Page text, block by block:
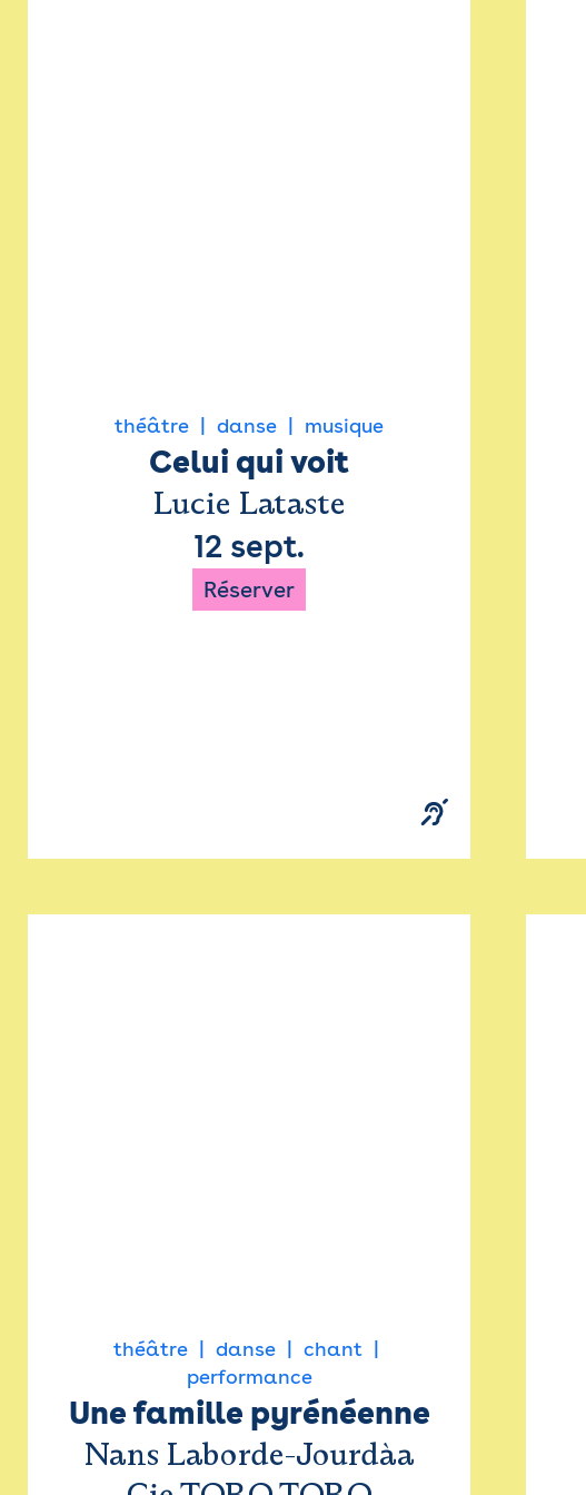
théâtre danse musique
Celui qui voit
Lucie Lataste
12 sept.
Réserver
théâtre danse
chant
performance
Une famille pyrénéenne
Nans Laborde-Jourdàa